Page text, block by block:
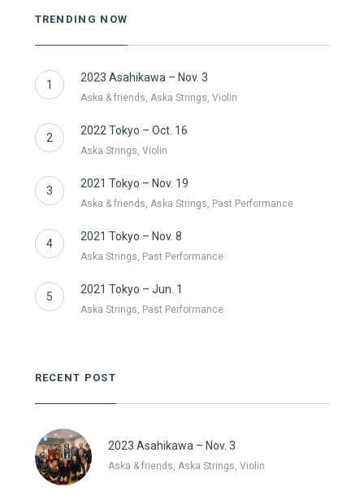
TRENDING NOW
1
2023 Asahikawa – Nov. 3
Aska & friends, Aska Strings, Violin
2
2022 Tokyo – Oct. 16
Aska Strings, Violin
3
2021 Tokyo – Nov. 19
Aska & friends, Aska Strings, Past Performance
4
2021 Tokyo – Nov. 8
Aska Strings, Past Performance
5
2021 Tokyo – Jun. 1
Aska Strings, Past Performance
RECENT POST
2023 Asahikawa – Nov. 3
Aska & friends, Aska Strings, Violin